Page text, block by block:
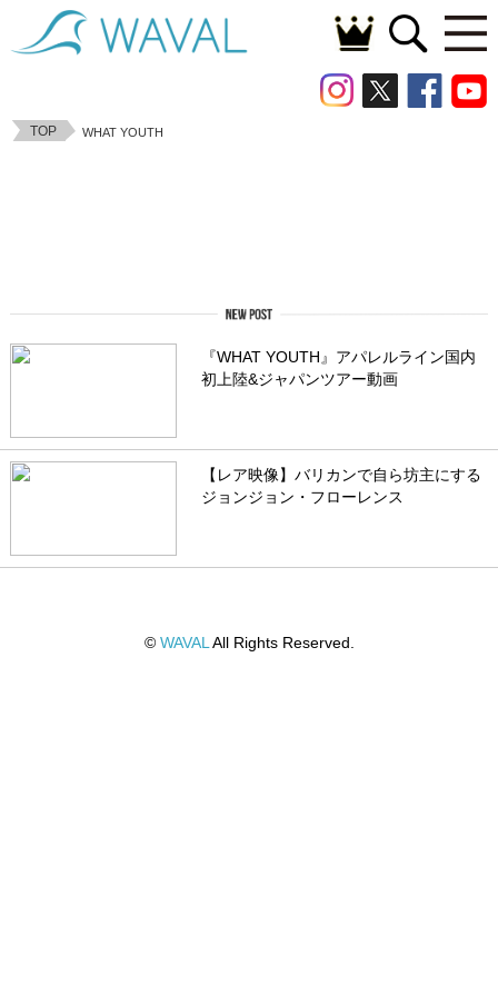
TOP WHAT YOUTH
『WHAT YOUTH』アパレルライン国内
初上陸&ジャパンツアー動画
【レア映像】バリカンで自ら坊主にする
ジョンジョン・フローレンス
© WAVAL All Rights Reserved.